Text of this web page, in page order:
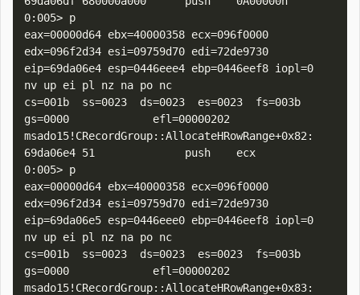
0:005> p
eax=00000d64 ebx=40000358 ecx=096f0000
edx=096f2d34 esi=09759d70 edi=72de9730
eip=69da06e4 esp=0446eee4 ebp=0446eef8 iopl=0
nv up ei pl nz na po nc
cs=001b  ss=0023  ds=0023  es=0023  fs=003b
gs=0000             efl=00000202
msado15!CRecordGroup::AllocateHRowRange+0x82:
69da06e4 51              push    ecx
0:005> p
eax=00000d64 ebx=40000358 ecx=096f0000
edx=096f2d34 esi=09759d70 edi=72de9730
eip=69da06e5 esp=0446eee0 ebp=0446eef8 iopl=0
nv up ei pl nz na po nc
cs=001b  ss=0023  ds=0023  es=0023  fs=003b
gs=0000             efl=00000202
msado15!CRecordGroup::AllocateHRowRange+0x83: